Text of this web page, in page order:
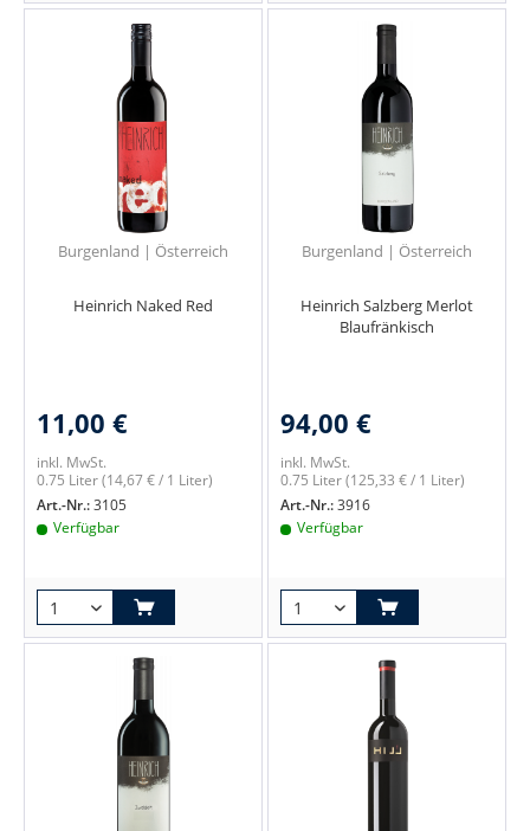
Burgenland | Österreich
Heinrich Naked Red
11,00 €
inkl. MwSt.
0.75 Liter(14,67 € / 1 Liter)
Art.-Nr.:3105
Verfügbar
Burgenland | Österreich
Heinrich Salzberg Merlot
Blaufränkisch
94,00 €
inkl. MwSt.
0.75 Liter(125,33 € / 1 Liter)
Art.-Nr.:3916
Verfügbar